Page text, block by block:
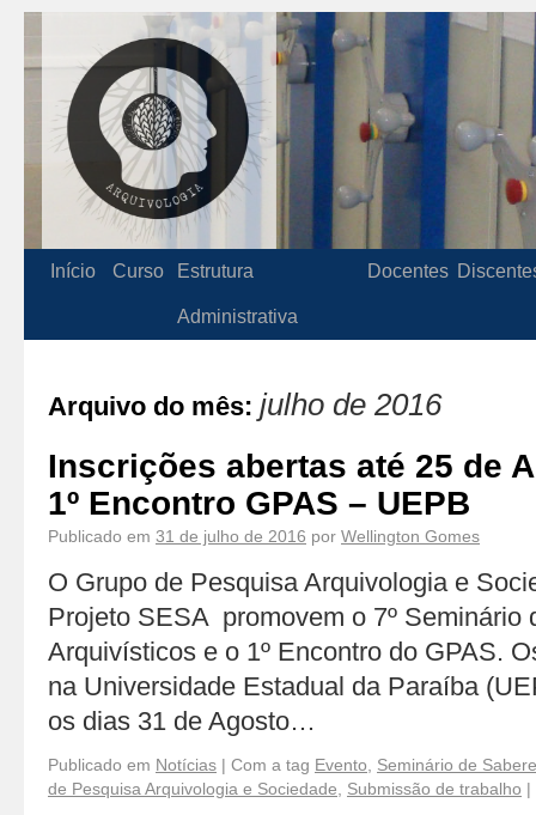
Início Curso Estrutura
Administrativa
Docentes
Arquivo do mês: julho de 2016
Inscrições abertas até 25 de
1º Encontro GPAS – UEPB
Publicado em 31 de julho de 2016 por Wellington Gomes
O Grupo de Pesquisa Arquivologia e
Projeto SESA promovem o 7º Seminário
Arquivísticos e o 1º Encontro do GPAS.
na Universidade Estadual da Paraíba
os dias 31 de Agosto…
Publicado em Notícias | Com a tag Evento
Seminário de
de Pesquisa Arquivologia e Sociedade
Submissão de trabalho |